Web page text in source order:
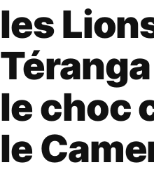
les
le choc
le